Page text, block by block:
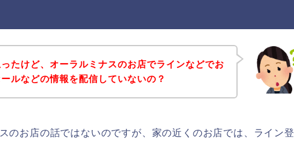
たけど、オーラルミナスのお店でラインなどでお
ルなどの情報を配信していないの？
のお店の話ではないのですが、家の近くのお店では、ライン登